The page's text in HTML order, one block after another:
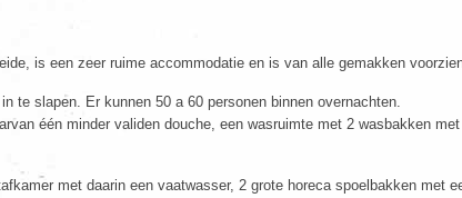
is een zeer ruime accommodatie en is van alle gemakken
te slapen. Er kunnen 50 a 60 personen binnen overnachten.
één minder validen douche, een wasruimte met 2 wasbakken
met daarin een vaatwasser, 2 grote horeca spoelbakken